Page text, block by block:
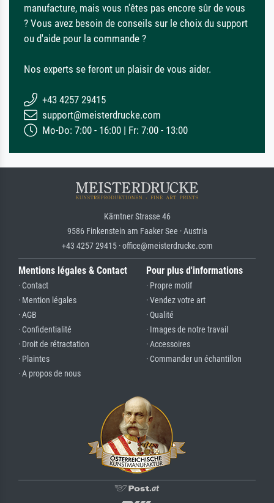
manufacture, mais vous n'êtes pas encore sûr de vous
? Vous avez besoin de conseils sur le choix du support
ou d'aide pour la commande ?
Nos experts se feront un plaisir de vous aider.
+43 4257 29415
support@meisterdrucke.com
Mo-Do: 7:00 - 16:00 | Fr: 7:00 - 13:00
Kärntner Strasse 46
9586 Finkenstein am Faaker See · Austria
+43 4257 29415 · office@meisterdrucke.com
Mentions légales & Contact
· Contact
· Mention légales
· AGB
· Confidentialité
· Droit de rétractation
· Plaintes
· A propos de nous
Pour plus d'informations
· Propre motif
· Vendez votre art
· Qualité
· Images de notre travail
· Accessoires
· Commander un échantillon